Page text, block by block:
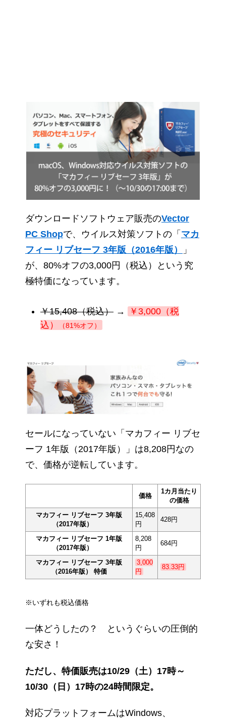
ダウンロードソフトウェア販売のVector
PC Shopで、ウイルス対策ソフトの「 マカ
フィー リブセーフ 3年版（2016年版）
」
が、80%オフの3,000円（税込）という究
極特価になっています。
￥15,408（税込） →
￥3,000（税
込）
（81%オフ）
セールになっていない「マカフィー リブセ
ーフ 1年版（2017年版）」は8,208円なの
で、価格が逆転しています。
価格
1カ月当たり
の価格
マカフィー リブセーフ 3年版
（2017年版）
15,408
円
428円
マカフィー リブセーフ 1年版
（2017年版）
8,208
円
684円
マカフィー リブセーフ 3年版
（2016年版） 特価
3,000
円
83.33円
※いずれも税込価格
一体どうしたの？ というぐらいの圧倒的
な安さ！
ただし、特価販売は10/29（土）17時～
10/30（日）17時の24時間限定。
対応プラットフォームはWindows、